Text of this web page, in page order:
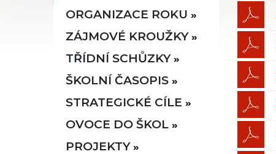
ORGANIZACE ROKU
ZÁJMOVÉ KROUŽKY
TŘÍDNÍ SCHŮZKY
ŠKOLNÍ ČASOPIS
STRATEGICKÉ CÍLE
OVOCE DO ŠKOL
PROJEKTY